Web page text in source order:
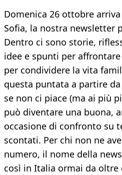
Domenica 26 ottobre
Sofia, la nostra newsletter
Dentro ci sono storie,
idee e spunti per
per condividere la vita
questa puntata a partire
se non ci piace (ma ai più
può diventare una buona,
occasione di confronto su
scontati. Per chi non ne
numero, il nome della
così in Italia ormai da oltre